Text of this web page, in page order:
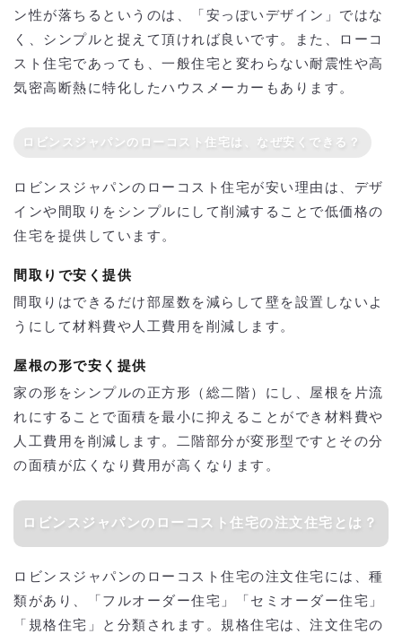
ン性が落ちるというのは、「安っぽいデザイン」ではな
く、シンプルと捉えて頂ければ良いです。また、ローコ
スト住宅であっても、一般住宅と変わらない耐震性や高
気密高断熱に特化したハウスメーカーもあります。
ロビンスジャパンのローコスト住宅は、なぜ安くできる？
ロビンスジャパンのローコスト住宅が安い理由は、デザ
インや間取りをシンプルにして削減することで低価格の
住宅を提供しています。
間取りで安く提供
間取りはできるだけ部屋数を減らして壁を設置しないよ
うにして材料費や人工費用を削減します。
屋根の形で安く提供
家の形をシンプルの正方形（総二階）にし、屋根を片流
れにすることで面積を最小に抑えることができ材料費や
人工費用を削減します。二階部分が変形型ですとその分
の面積が広くなり費用が高くなります。
ロビンスジャパンのローコスト住宅の注文住宅とは？
ロビンスジャパンのローコスト住宅の注文住宅には、種
類があり、「フルオーダー住宅」「セミオーダー住宅」
「規格住宅」と分類されます。規格住宅は、注文住宅の